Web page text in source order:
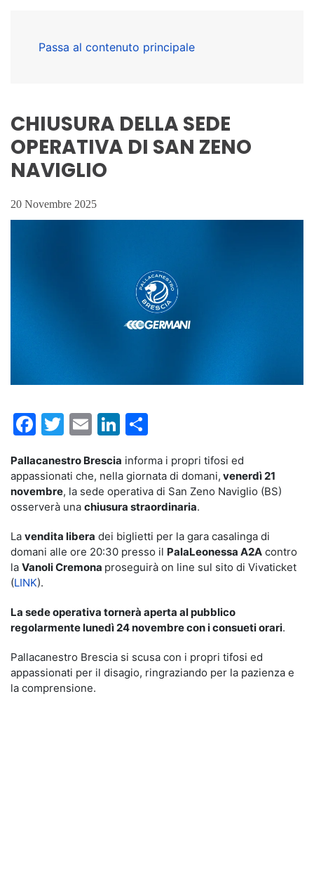
Passa al contenuto principale
CHIUSURA DELLA SEDE
OPERATIVA DI SAN ZENO
NAVIGLIO
20 Novembre 2025
Facebook
Twitter
EmailLinkedIn
Pallacanestro Brescia informa i propri tifosi ed
appassionati che, nella giornata di domani, venerdì 21
novembre, la sede operativa di San Zeno Naviglio (BS)
osserverà una chiusura straordinaria.
La vendita libera dei biglietti per la gara casalinga di
domani alle ore 20:30 presso il PalaLeonessa A2A contro
la Vanoli Cremona proseguirà on line sul sito di Vivaticket
(LINK).
La sede operativa tornerà aperta al pubblico
regolarmente lunedì 24 novembre con i consueti orari.
Pallacanestro Brescia si scusa con i propri tifosi ed
appassionati per il disagio, ringraziando per la pazienza e
la comprensione.